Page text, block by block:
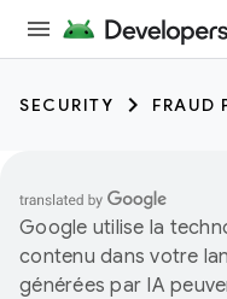
SECURITY FRAUD
Google utilise la
contenu dans votre
générées par IA